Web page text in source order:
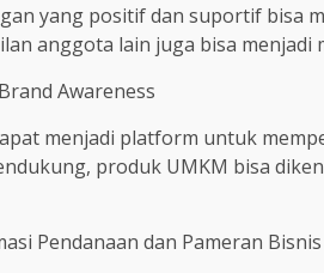
yang positif dan suportif bisa
anggota lain juga bisa
Awareness
menjadi platform untuk
produk UMKM bisa
Pendanaan dan Pameran Bisnis